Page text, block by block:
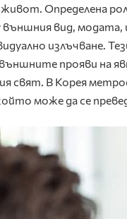
живот. Определена
външния вид,
излъчване.
прояви на
свят. В Корея
може да се